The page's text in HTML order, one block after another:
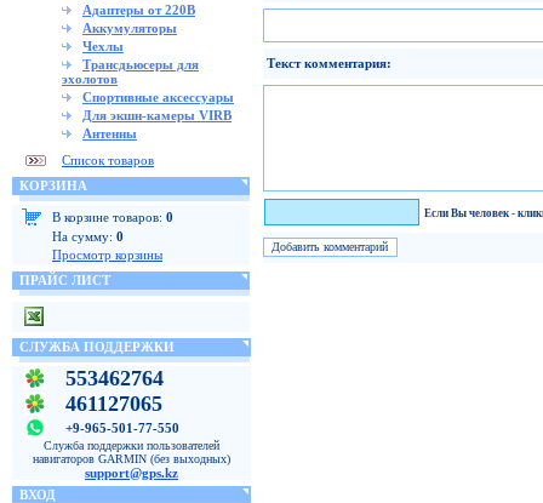
Адаптеры от 220В
Аккумуляторы
Чехлы
Трансдьюсеры для
эхолотов
Спортивные аксессуары
Для экшн-камеры VIRB
Антенны
Список товаров
КОРЗИНА
В корзине товаров: 0
На сумму: 0
Просмотр корзины
ПРАЙС ЛИСТ
СЛУЖБА ПОДДЕРЖКИ
553462764
461127065
+9-965-501-77-550
Служба поддержки пользователей
навигаторов GARMIN (без выходных)
support@gps.kz
ВХОД
Текст комментария:
Если Вы человек -